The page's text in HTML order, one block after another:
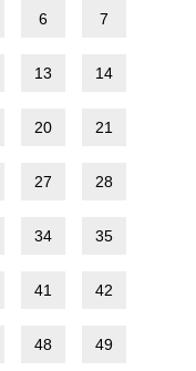
6 7
13 14
20 21
27 28
34 35
41 42
48 49